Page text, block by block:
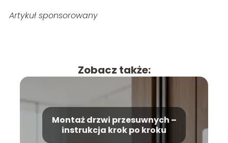
Artykuł sponsorowany
Zobacz także:
Montaż drzwi przesuwnych –
instrukcja krok po kroku